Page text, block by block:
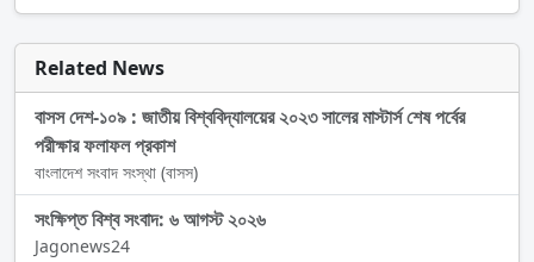
Related News
বাসস দেশ-১০৯ : জাতীয় বিশ্ববিদ্যালয়ের ২০২৩ সালের মাস্টার্স শেষ পর্বের
পরীক্ষার ফলাফল প্রকাশ
বাংলাদেশ সংবাদ সংস্থা (বাসস)
সংক্ষিপ্ত বিশ্ব সংবাদ: ৬ আগস্ট ২০২৬
Jagonews24